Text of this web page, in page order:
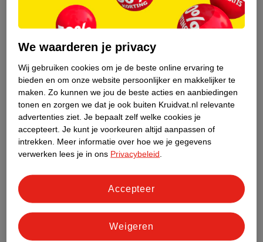
Kruidvat is een erkend specialist in
zelfzorg, ook online. Wat je
gezondheidsvraag ook is, stel hem aan
Stel je gezondheidsvraag
Ook in deze winkel
Kruidvat.nl ophaalpunt
Laat je bestelling snel en gemakkelijk bezorgen in de
Kruidvat is een gecertificeerd drogist. Dit betekent dat je
We waarderen je privacy
Wij gebruiken cookies om je de beste online ervaring te
bieden en om onze website persoonlijker en makkelijker te
maken. Zo kunnen we jou de beste acties en aanbiedingen
tonen en zorgen we dat je ook buiten Kruidvat.nl relevante
advertenties ziet. Je bepaalt zelf welke cookies je
accepteert. Je kunt je voorkeuren altijd aanpassen of
intrekken.
Meer informatie over hoe we je gegevens
verwerken lees je in ons Privacybeleid
Weigeren
Accepteer